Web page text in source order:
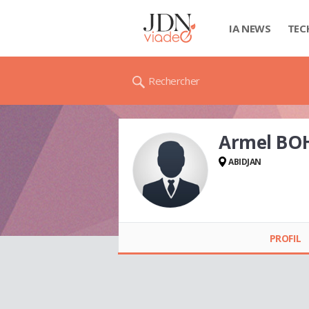
IA NEWS
Rechercher
Armel
ABIDJAN
PROFIL